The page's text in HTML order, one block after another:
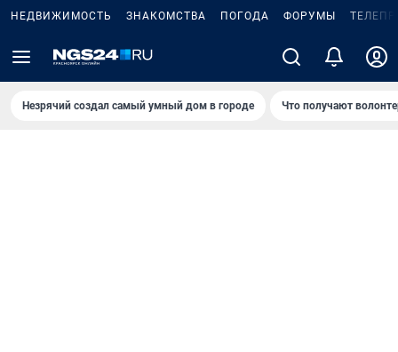
НЕДВИЖИМОСТЬ ЗНАКОМСТВА ПОГОДА ФОРУМЫ
Незрячий создал самый умный дом в городе Что получают